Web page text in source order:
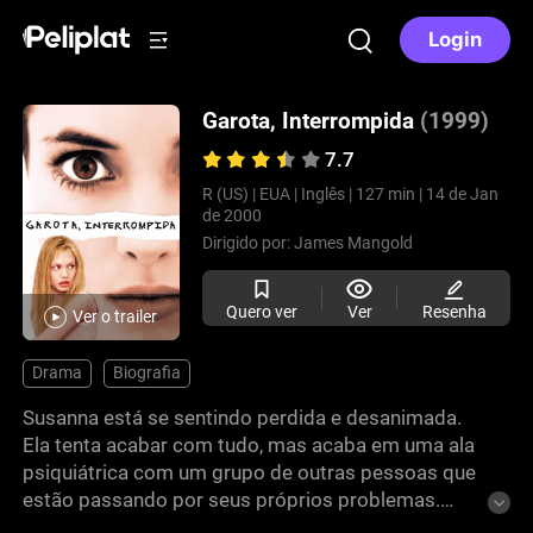
Login
Ver o trailer
Garota, Interrompida (1999)
7.7
R (US) | EUA | Inglês | 127 min | 14 de Jan
de 2000
Dirigido por:James Mangold
Quero ver Ver Resenha
Drama Biografia
Susanna está se sentindo perdida e desanimada.
Ela tenta acabar com tudo, mas acaba em uma ala
psiquiátrica com um grupo de outras pessoas que
estão passando por seus próprios problemas.